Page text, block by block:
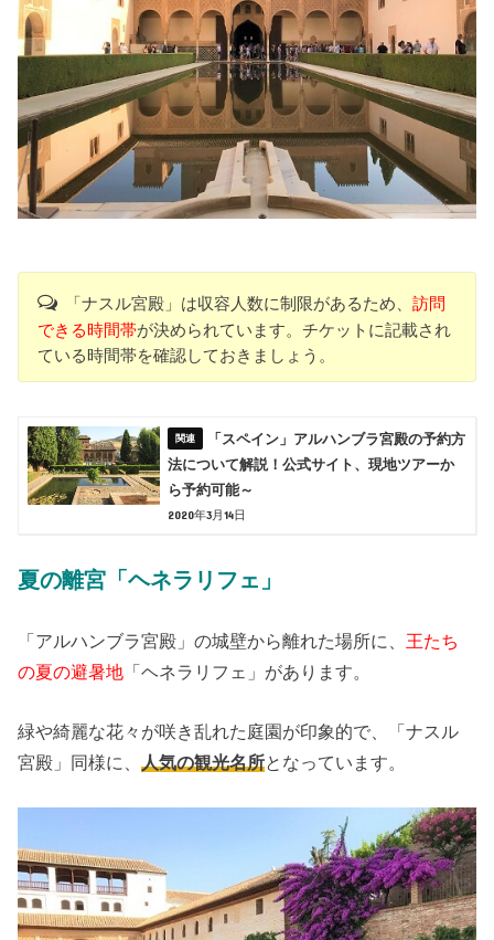
「ナスル宮殿」は収容人数に制限があるため、 訪問
できる時間帯が決められています。チケットに記載され
ている時間帯を確認しておきましょう。
「スペイン」アルハンブラ宮殿の予約方
法について解説！公式サイト、現地ツアーか
ら予約可能～
2020年3月14日
夏の離宮「ヘネラリフェ」
「アルハンブラ宮殿」の城壁から離れた場所に、 王たち
の夏の避暑地 「ヘネラリフェ」があります。
緑や綺麗な花々が咲き乱れた庭園が印象的で、「ナスル
宮殿」同様に、人気の観光名所となっています。